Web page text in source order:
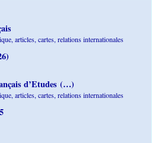
articles, cartes, relations internationales
d’Etudes (…)
articles, cartes, relations internationales